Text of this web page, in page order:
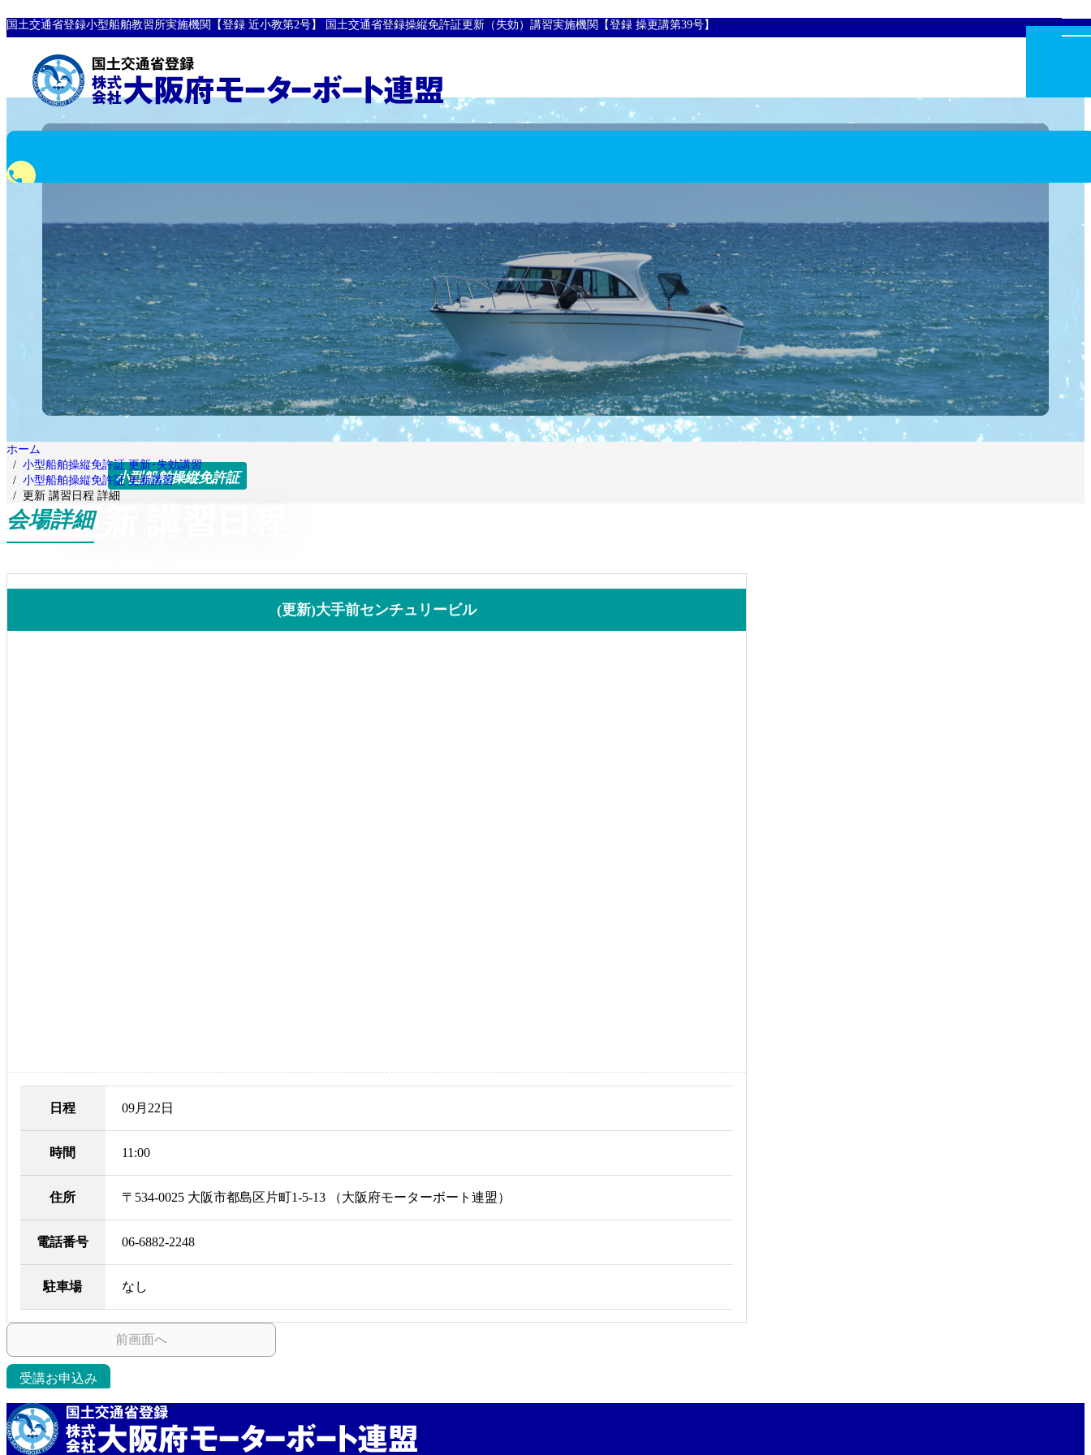
国土交通省登録小型船舶教習所実施機関【登録 近小教第2号】 国土交通省登録操縦免許証更新（失効）講習実施機関【登録 操更講第39号】
phone
0120-10-8907
小型船舶操縦免許証
更新 講習日程
ホーム
小型船舶操縦免許証 更新･失効講習
小型船舶操縦免許証 更新講習
更新 講習日程 詳細
会場詳細
(更新)大手前センチュリービル
日程 09月22日
時間 11:00
住所 〒534-0025 大阪市都島区片町1-5-13 （大阪府モーターボート連盟）
電話番号 06-6882-2248
駐車場 なし
前画面へ
受講お申込み